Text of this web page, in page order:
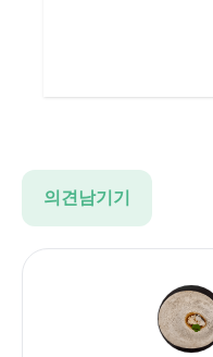
의견남기기